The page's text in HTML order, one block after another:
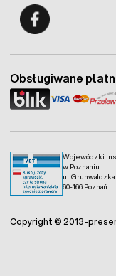
Wojewódzki
w Poznaniu
ul. Grunwaldzka
60-166 Poznań
Obsługiwane
Copyright © 2013-